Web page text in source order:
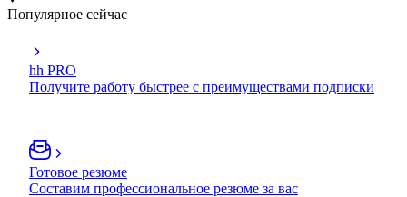
Популярное сейчас
hh PRO
Получите работу быстрее с преимуществами подписки
Готовое резюме
Составим профессиональное резюме за вас